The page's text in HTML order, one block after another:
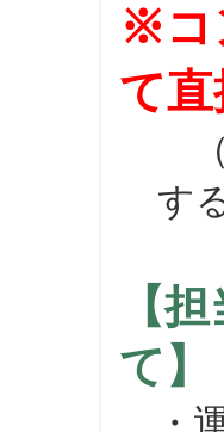
※コ
て
（
す
【
て】
・